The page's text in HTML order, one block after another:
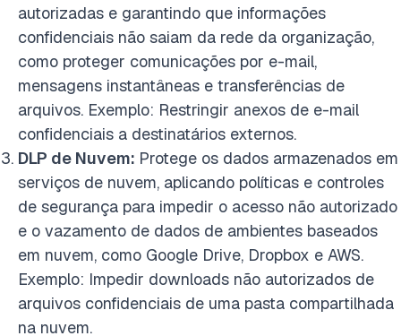
autorizadas e garantindo que informações
confidenciais não saiam da rede da organização,
como proteger comunicações por e-mail,
mensagens instantâneas e transferências de
arquivos. Exemplo: Restringir anexos de e-mail
confidenciais a destinatários externos.
DLP de Nuvem: Protege os dados armazenados em
serviços de nuvem, aplicando políticas e controles
de segurança para impedir o acesso não autorizado
e o vazamento de dados de ambientes baseados
em nuvem, como Google Drive, Dropbox e AWS.
Exemplo: Impedir downloads não autorizados de
arquivos confidenciais de uma pasta compartilhada
na nuvem.